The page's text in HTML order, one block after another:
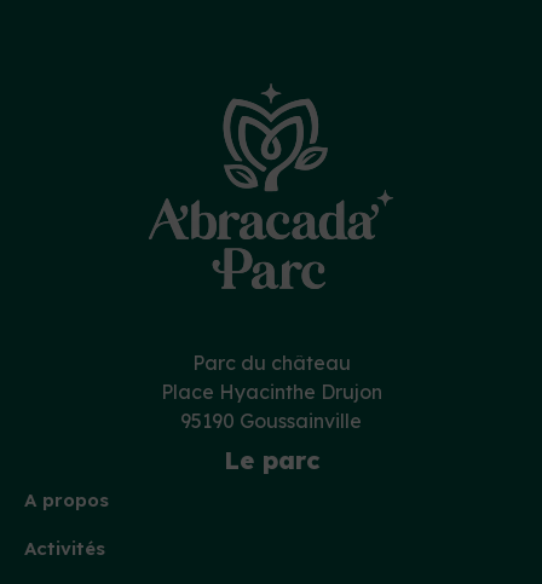
Parc du château
Place Hyacinthe Drujon
95190 Goussainville
Le parc
A propos
Activités